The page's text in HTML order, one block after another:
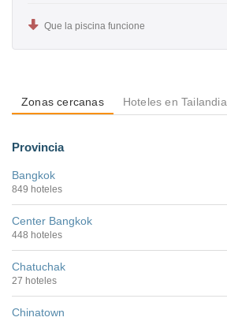
Que la piscina funcione
Zonas cercanas Hoteles en Tailandia
Provincia
Bangkok
849 hoteles
Center Bangkok
448 hoteles
Chatuchak
27 hoteles
Chinatown